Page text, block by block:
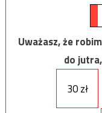
Uważasz, że
do
30 zł